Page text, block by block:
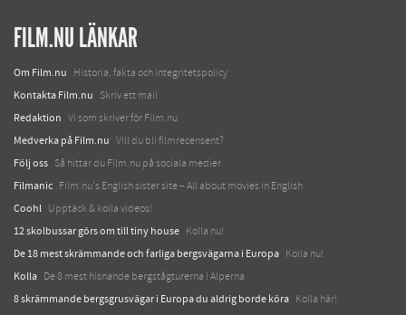
FILM.NU LÄNKAR
Om Film.nu Historia, fakta och integritetspolicy
Kontakta Film.nu Skriv ett mail
Redaktion Vi som skriver för Film.nu
Medverka på Film.nu Vill du bli filmrecensent?
Följ oss Så hittar du Film.nu på sociala medier
Filmanic Film.nu's English sister site – All about movies in English
Coohl Upptäck & kolla videos!
12 skolbussar görs om till tiny house Kolla nu!
De 18 mest skrämmande och farliga bergsvägarna i Europa Kolla nu!
Kolla De 8 mest hisnande bergstågturerna i Alperna
8 skrämmande bergsgrusvägar i Europa du aldrig borde köra Kolla här!